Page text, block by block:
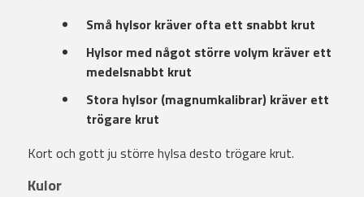
Små hylsor kräver ofta ett snabbt krut
Hylsor med något större volym kräver ett
medelsnabbt krut
Stora hylsor (magnumkalibrar) kräver ett
trögare krut
Kort och gott ju större hylsa desto trögare krut.
Kulor